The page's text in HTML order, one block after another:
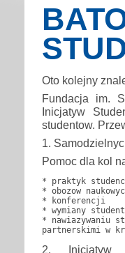
Oto kolejny
Fundacja im.
Inicjatyw
studentow.
1.
Pomoc dla kol
* praktyk
* obozow
* konferencji
* wymiany
* nawiazywaniu
2. Inicjatyw